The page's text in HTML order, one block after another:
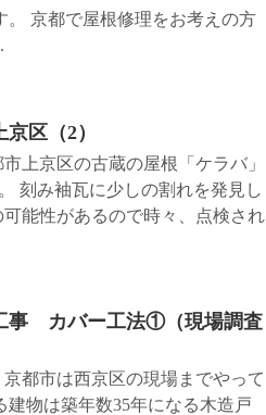
。 京都で屋根修理をお考えの方
区（2）
上京区の古蔵の屋根「ケラバ」
刻み袖瓦に少しの割れを発見し
能性があるので時々、点検され
事 カバー工法①（現場調査
都市は西京区の現場までやって
物は築年数35年になる木造戸